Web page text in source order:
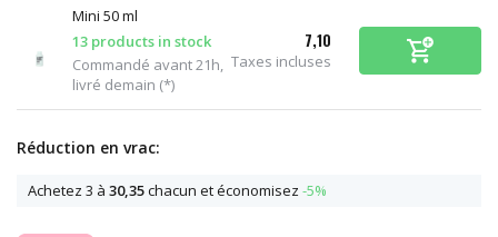
Mini 50 ml
13 products in stock
Commandé avant 21h,
livré demain (*)
7,10
Taxes incluses
Réduction en vrac:
Achetez 3 à 30,35chacun et économisez -5%